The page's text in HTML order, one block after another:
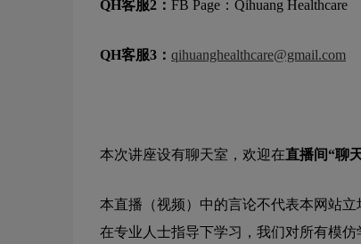
QH客服2： FB Page：Qihuang Healthcare
QH客服3： qihuanghealthcare@gmail.com
本次讲座设有聊天室，欢迎在直播间“聊
本直播（视频）中的言论不代表本网站
在专业人士指导下学习，我们对所有模仿